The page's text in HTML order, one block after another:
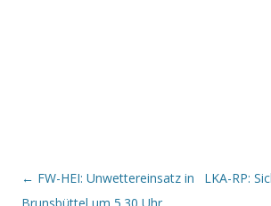
Beitrags-Navigation
← FW-HEI: Unwettereinsatz in
LKA-RP: